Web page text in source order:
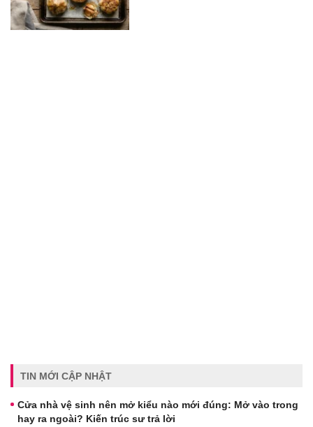
TIN MỚI CẬP NHẬT
Cửa nhà vệ sinh nên mở kiểu nào mới đúng: Mở vào trong
hay ra ngoài? Kiến trúc sư trả lời